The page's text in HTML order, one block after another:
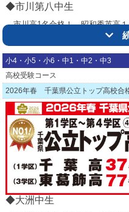
7月10日速報版
東国分中 中１ 数学100点！
大洲中 中１ 英語100点！
市川一中 中１ 数学100点！
大洲中 中1 英語95点！
大洲中 中1 国語96点！
大洲中 中1 理科94点！
市川一中 中1 数学96点！
市川一中 中1 国語95点！
市川一中 中1 理科98点！
市川一中 中1 数学95点！
大洲中 中1 数学97点！
◆市川第八中生
市川高1名合格！ 昭和秀英高
修大松戸高１名合格！ 日大習志
続
小4・小5・小6・中1・中2・中3
高校受験コース
2026年春 千葉県公立トップ高校合
◆大洲中生